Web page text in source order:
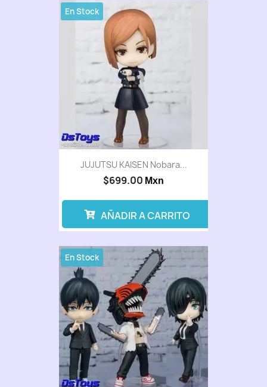
JUJUTSU KAISEN Nobara...
$699.00 Mxn
En Stock
AÑADIR A CARRITO
En Stock